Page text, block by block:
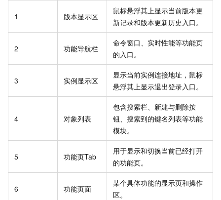
1 版本显示区
鼠标悬浮其上显示当前版本更
新记录和版本更新历史入口。
2 功能导航栏
命令窗口、实时性能等功能页
的入口。
3 实例显示区
显示当前实例连接地址，鼠标
悬浮其上显示退出登录入口。
4 对象列表
包含搜索栏、新建与删除按
钮、搜索到的键名列表等功能
模块。
5 功能页Tab
用于显示和切换当前已经打开
的功能页。
6 功能页面
某个具体功能的显示页和操作
区。